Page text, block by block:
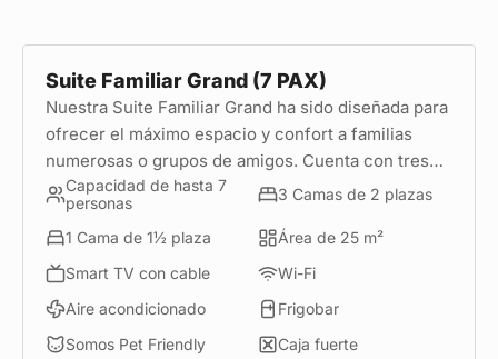
Suite Familiar Grand (7 PAX)
Nuestra Suite Familiar Grand ha sido diseñada para
ofrecer el máximo espacio y confort a familias
numerosas o grupos de amigos. Cuenta con tres
ambientes independientes, tres camas de 2 plazas
y una cama de 1½ plaza, además de un estudio,
kitchenette equipada, mueble de café, menaje y
hervidor. Es la opción perfecta para quienes
desean compartir una estadía cómoda, funcional y
con la privacidad necesaria para disfrutar al
máximo de su visita a Miraflores.
Capacidad de hasta 7
personas
3 Camas de 2 plazas
1 Cama de 1½ plaza
Área de 25 m²
Smart TV con cable
Wi-Fi
Aire acondicionado
Frigobar
Somos Pet Friendly
Caja fuerte